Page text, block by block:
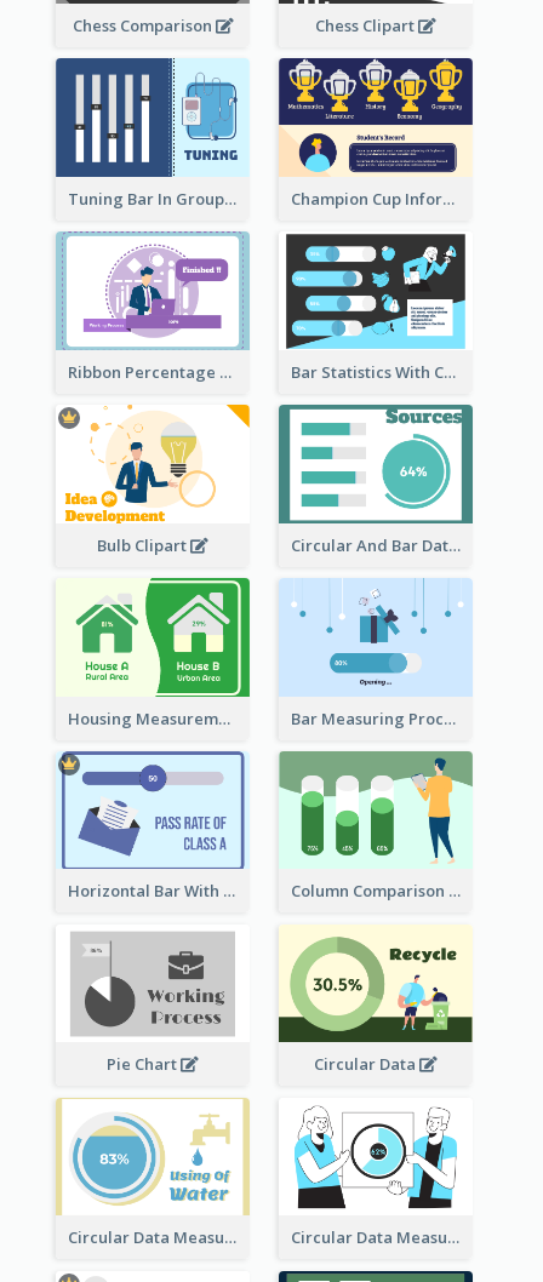
Chess Comparison Chess Clipart
Tuning Bar In Groups Champion Cup Informative Record
Ribbon Percentage Measurement Bar Statistics With Comparison
Bulb Clipart Circular And Bar Data
Housing Measurement Comparison Bar Measuring Process
Horizontal Bar With Button Column Comparison Record
Pie Chart Circular Data
Circular Data Measurement Circular Data Measurement